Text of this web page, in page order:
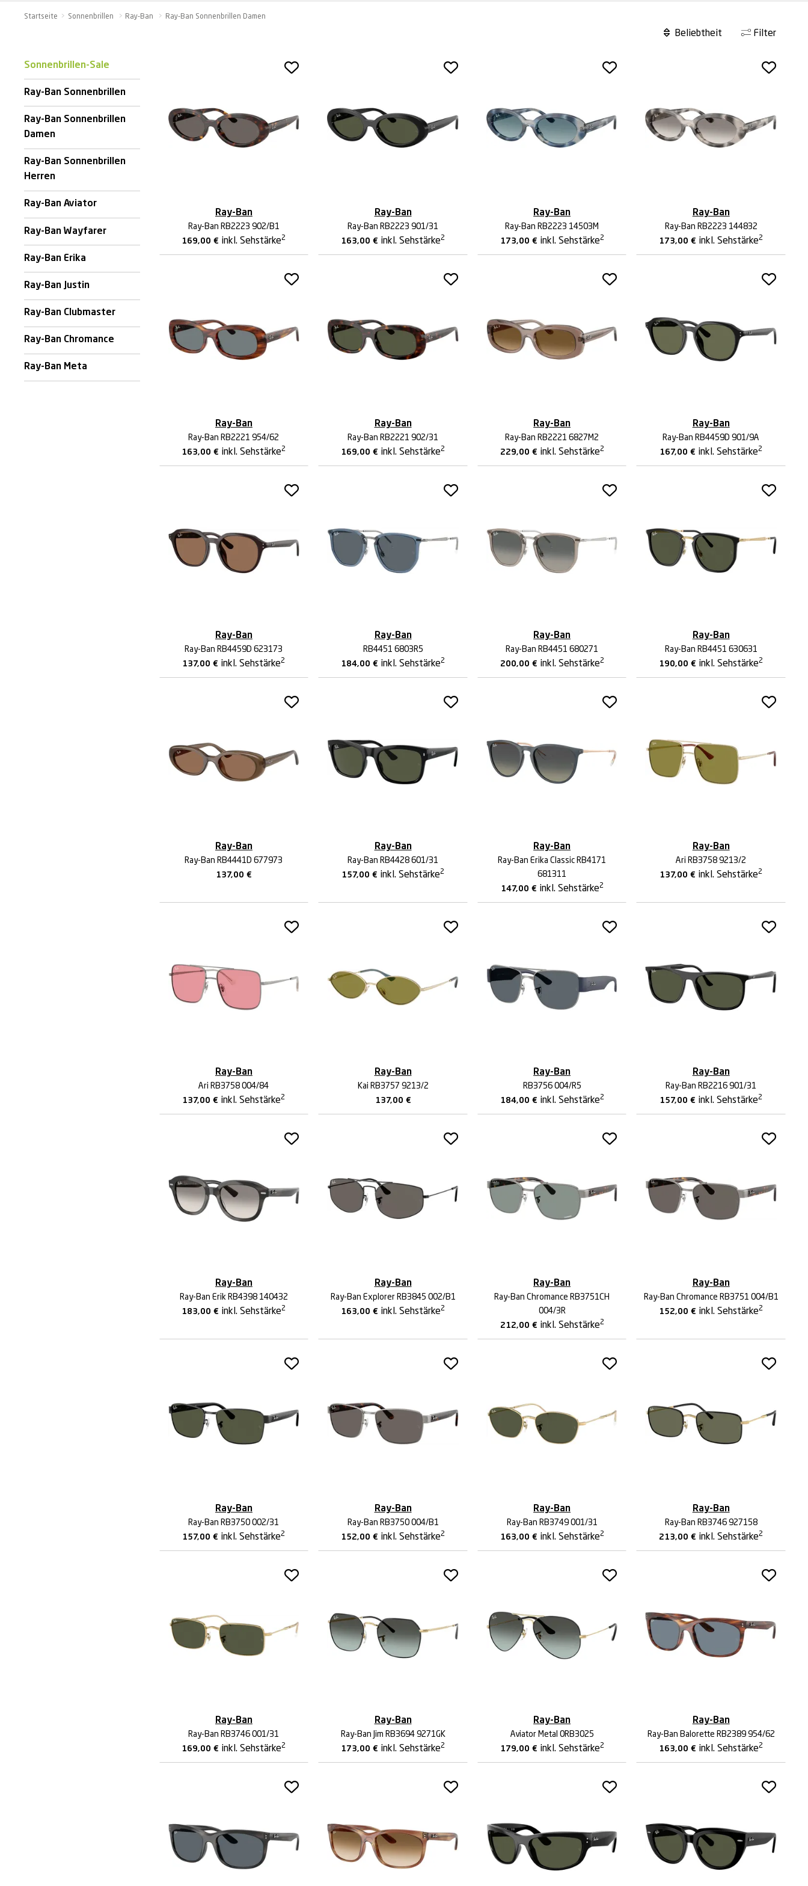
Startseite Sonnenbrillen Ray-Ban Ray-Ban Sonnenbrillen Damen
Sonnenbrillen-Sale
Ray-Ban Sonnenbrillen
Ray-Ban Sonnenbrillen
Damen
Ray-Ban Sonnenbrillen
Herren
Ray-Ban Aviator
Ray-Ban Wayfarer
Ray-Ban Erika
Ray-Ban Justin
Ray-Ban Clubmaster
Ray-Ban Chromance
Ray-Ban Meta
Filter
Ray-Ban
Ray-Ban RB2223 902/B1
169,00€ inkl. Sehstärke2
Ray-Ban
Ray-Ban RB2223 901/31
163,00€ inkl. Sehstärke2
Ray-Ban
Ray-Ban RB2223 14503M
173,00 € inkl. Sehstärke2
Ray-Ban
Ray-Ban RB2223 144832
173,00€ inkl. Sehstärke2
Ray-Ban
Ray-Ban RB2221 954/62
163,00€ inkl. Sehstärke2
Ray-Ban
Ray-Ban RB2221 902/31
169,00€ inkl. Sehstärke2
Ray-Ban
Ray-Ban RB2221 6827M2
229,00 € inkl. Sehstärke2
Ray-Ban
Ray-Ban RB4459D 901/9A
167,00€ inkl. Sehstärke2
Ray-Ban
Ray-Ban RB4459D 623173
137,00€ inkl. Sehstärke2
Ray-Ban
RB4451 6803R5
184,00€ inkl. Sehstärke2
Ray-Ban
Ray-Ban RB4451 680271
200,00 € inkl. Sehstärke2
Ray-Ban
Ray-Ban RB4451 630631
190,00€ inkl. Sehstärke2
Ray-Ban
Ray-Ban RB4441D 677973
137,00 €
Ray-Ban
Ray-Ban RB4428 601/31
157,00€ inkl. Sehstärke2
Ray-Ban
Ray-Ban Erika Classic RB4171
681311
147,00 € inkl. Sehstärke2
Ray-Ban
Ari RB3758 9213/2
137,00€ inkl. Sehstärke2
Ray-Ban
Ari RB3758 004/84
137,00€ inkl. Sehstärke2
Ray-Ban
Kai RB3757 9213/2
137,00 €
Ray-Ban
RB3756 004/R5
184,00 € inkl. Sehstärke2
Ray-Ban
Ray-Ban RB2216 901/31
157,00€ inkl. Sehstärke2
Ray-Ban
Ray-Ban Erik RB4398 140432
183,00€ inkl. Sehstärke2
Ray-Ban
Ray-Ban Explorer RB3845 002/B1
163,00€ inkl. Sehstärke2
Ray-Ban
Ray-Ban Chromance RB3751CH
004/3R
212,00 € inkl. Sehstärke2
Ray-Ban
Ray-Ban Chromance RB3751 004/B1
152,00€ inkl. Sehstärke2
Ray-Ban
Ray-Ban RB3750 002/31
157,00€ inkl. Sehstärke2
Ray-Ban
Ray-Ban RB3750 004/B1
152,00€ inkl. Sehstärke2
Ray-Ban
Ray-Ban RB3749 001/31
163,00 € inkl. Sehstärke2
Ray-Ban
Ray-Ban RB3746 927158
213,00€ inkl. Sehstärke2
Ray-Ban
Ray-Ban RB3746 001/31
169,00€ inkl. Sehstärke2
Ray-Ban
Ray-Ban Jim RB3694 9271GK
173,00€ inkl. Sehstärke2
Ray-Ban
Aviator Metal 0RB3025
179,00 € inkl. Sehstärke2
Ray-Ban
Ray-Ban Balorette RB2389 954/62
163,00€ inkl. Sehstärke2
Brillen-Bestseller
Weitere Brillenkategorien
Titanflex
Freigeist
MINI Eyewear
1. Brille für Dich, 2. Brille für Deine Begleitung*
Bei jeder Brille & Sonnenbrille
Alle Angebote entdecken →
Polarisierte Sonnenbrillen
Verspiegelte Sonnenbrillen
Runde Sonnenbrillen
Blaue Sonnenbrillen
MINI Eyewear
Brendel
Freigeist
Schon ab € 14,952
Bis zu 50% sparen3
Alle Angebote entdecken →
LuckyLens
Deine bequeme Linsen-Flat
Alle Angebote entdecken →